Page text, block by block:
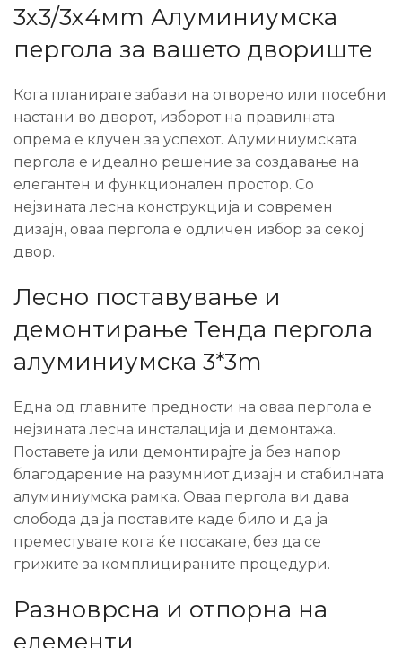
3х3/3х4мm Алуминиумска
пергола за вашето двориште
Кога планирате забави на отворено или посебни
настани во дворот, изборот на правилната
опрема е клучен за успехот. Алуминиумската
пергола е идеално решение за создавање на
елегантен и функционален простор. Со
нејзината лесна конструкција и современ
дизајн, оваа пергола е одличен избор за секој
двор.
Лесно поставување и
демонтирање Тенда пергола
алуминиумска 3*3m
Една од главните предности на оваа пергола е
нејзината лесна инсталација и демонтажа.
Поставете ја или демонтирајте ја без напор
благодарение на разумниот дизајн и стабилната
алуминиумска рамка. Оваа пергола ви дава
слобода да ја поставите каде било и да ја
преместувате кога ќе посакате, без да се
грижите за комплицираните процедури.
Разноврсна и отпорна на
елементи